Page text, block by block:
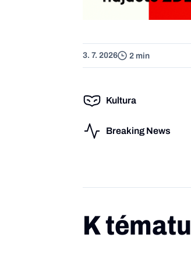
3. 7. 2026 2 min
Kultura
Breaking News
K tématu